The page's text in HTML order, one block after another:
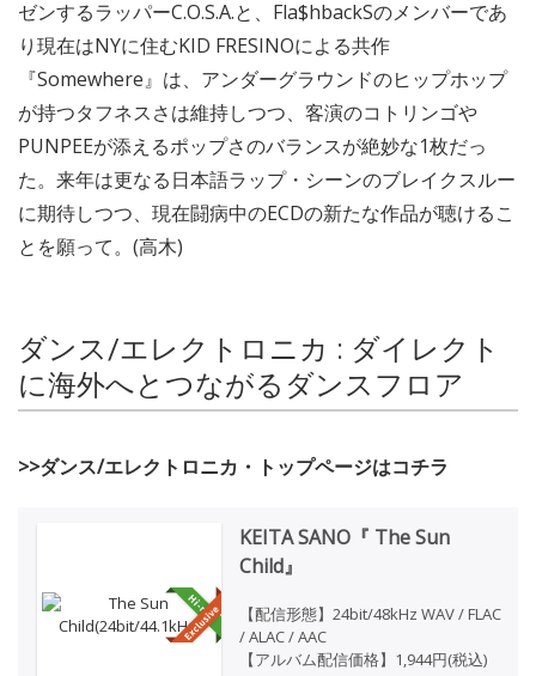
ゼンするラッパーC.O.S.A.と、Fla$hbackSのメンバーであ
り現在はNYに住むKID FRESINOによる共作
『Somewhere』は、アンダーグラウンドのヒップホップ
が持つタフネスさは維持しつつ、客演のコトリンゴや
PUNPEEが添えるポップさのバランスが絶妙な1枚だっ
た。来年は更なる日本語ラップ・シーンのブレイクスルー
に期待しつつ、現在闘病中のECDの新たな作品が聴けるこ
とを願って。(高木)
ダンス/エレクトロニカ : ダイレクト
に海外へとつながるダンスフロア
>>ダンス/エレクトロニカ・トップページはコチラ
KEITA SANO『 The Sun
Child』
【配信形態】24bit/48kHz WAV / FLAC
/ ALAC / AAC
【アルバム配信価格】1,944円(税込)